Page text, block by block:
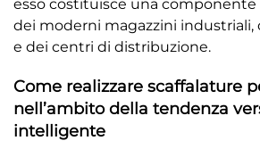
esso costituisce una componente
dei moderni magazzini industriali,
e dei centri di distribuzione.
Come realizzare scaffalature
nell’ambito della tendenza
intelligente